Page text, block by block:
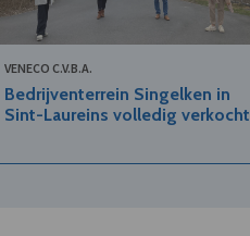
VENECO C.V.B.A.
Bedrijventerrein Singelken in
Sint-Laureins volledig verkocht